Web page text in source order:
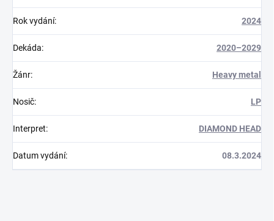
Rok vydání: 2024
Dekáda: 2020–2029
Žánr: Heavy metal
Nosič: LP
Interpret: DIAMOND HEAD
Datum vydání: 08.3.2024